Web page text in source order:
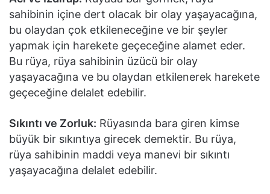
sahibinin içine dert olacak bir olay yaşayacağına,
bu olaydan çok etkileneceğine ve bir şeyler
yapmak için harekete geçeceğine alamet eder.
Bu rüya, rüya sahibinin üzücü bir olay
yaşayacağına ve bu olaydan etkilenerek harekete
geçeceğine delalet edebilir.
Sıkıntı ve Zorluk: Rüyasında bara giren kimse
büyük bir sıkıntıya girecek demektir. Bu rüya,
rüya sahibinin maddi veya manevi bir sıkıntı
yaşayacağına delalet edebilir.